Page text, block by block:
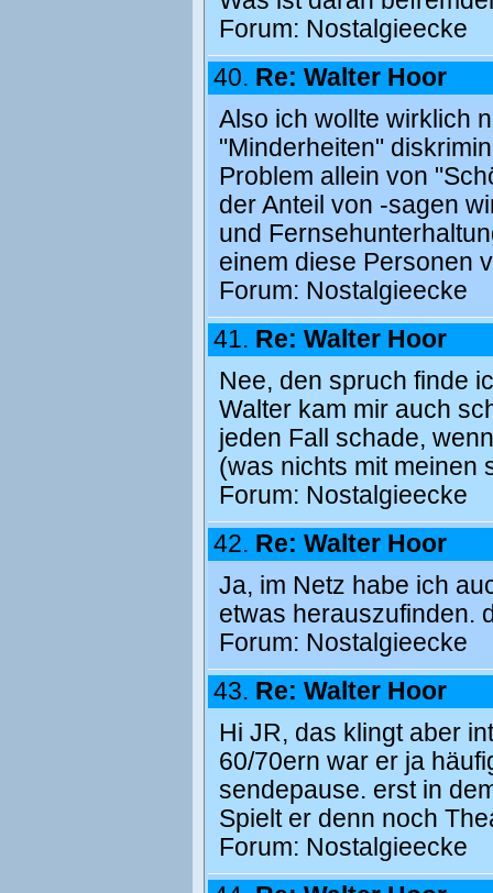
Forum: Nostalgieecke
40. Re: Walter Hoor
Also ich wollte wirklich
"Minderheiten"
Problem allein von
der Anteil von -sagen
und
einem diese Personen
Forum: Nostalgieecke
41. Re: Walter Hoor
Nee, den spruch finde
Walter kam mir auch
jeden Fall schade,
(was nichts mit meinen
Forum: Nostalgieecke
42. Re: Walter Hoor
Ja, im Netz habe ich
etwas herauszufinden.
Forum: Nostalgieecke
43. Re: Walter Hoor
Hi JR, das klingt aber
60/70ern war er ja
sendepause. erst in
Spielt er denn noch
Forum: Nostalgieecke